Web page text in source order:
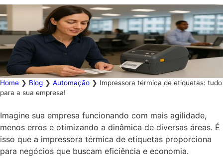
Home ❯ Blog ❯ Automação ❯ Impressora térmica de etiquetas: tudo
para a sua empresa!
Imagine sua empresa funcionando com mais agilidade,
menos erros e otimizando a dinâmica de diversas áreas. É
isso que a impressora térmica de etiquetas proporciona
para negócios que buscam eficiência e economia.